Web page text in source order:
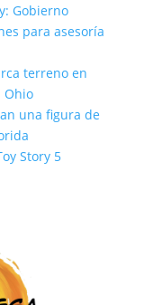
Gobierno
para asesoría
terreno en
Ohio
una figura de
Story 5